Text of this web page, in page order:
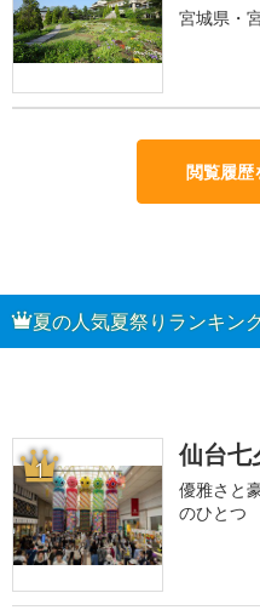
宮城県・
閲覧履歴
夏の人気夏祭りランキン
1 仙台七
優雅さと
のひとつ